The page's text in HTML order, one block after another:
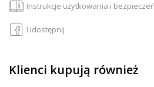
Instrukcje użytkowania i
Udostępnij
Klienci kupują również